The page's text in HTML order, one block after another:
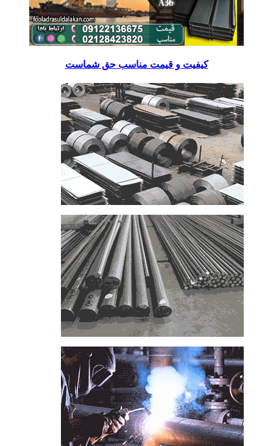
کیفیت و قیمت مناسب حق شماست